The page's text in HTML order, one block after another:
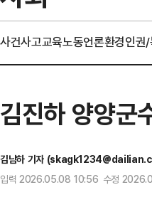
사건사고교육노동언론환경인권
김진하 양양군
김남하 기자
입력 2026.05.08 10:56 수정